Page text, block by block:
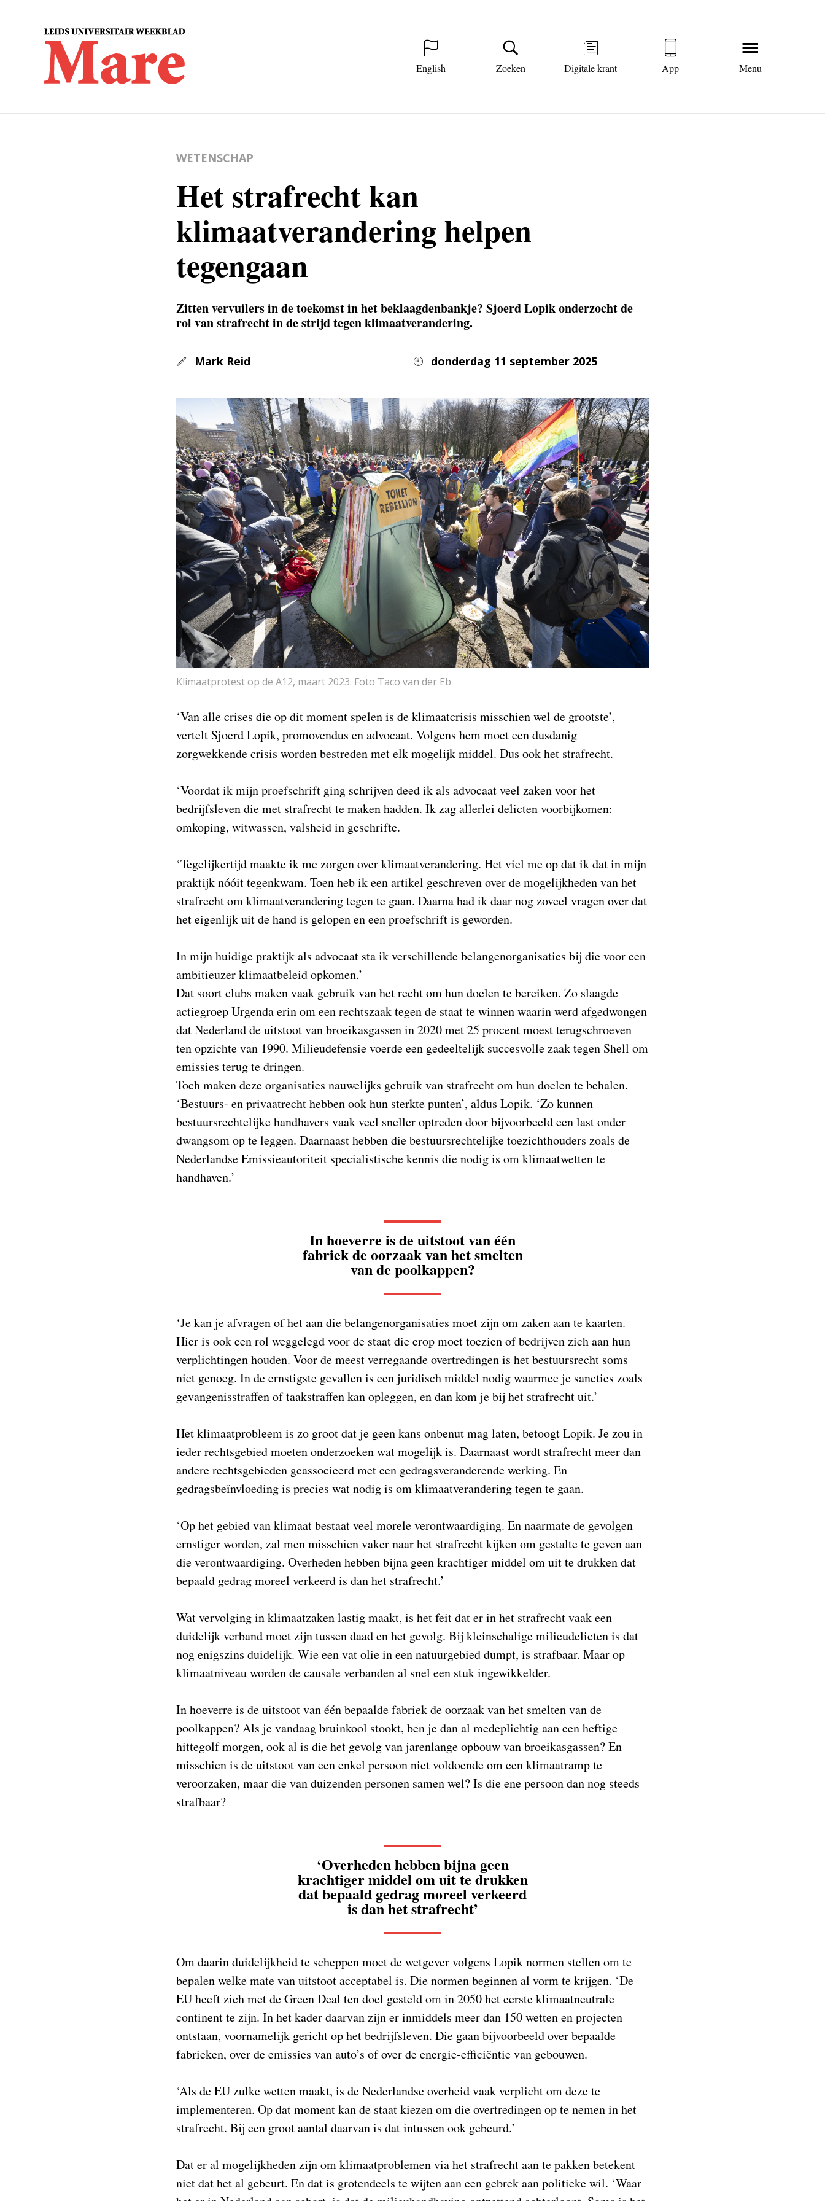
English Zoeken Digitale krant App Menu
WETENSCHAP
Het strafrecht kan
klimaatverandering helpen
tegengaan
Zitten vervuilers in de toekomst in het beklaagdenbankje? Sjoerd Lopik onderzocht de
rol van strafrecht in de strijd tegen klimaatverandering.
Mark Reid donderdag 11 september 2025
Klimaatprotest op de A12, maart 2023. Foto Taco van der Eb
‘Van alle crises die op dit moment spelen is de klimaatcrisis misschien wel de grootste’,
vertelt Sjoerd Lopik, promovendus en advocaat. Volgens hem moet een dusdanig
zorgwekkende crisis worden bestreden met elk mogelijk middel. Dus ook het strafrecht.
‘Voordat ik mijn proefschrift ging schrijven deed ik als advocaat veel zaken voor het
bedrijfsleven die met strafrecht te maken hadden. Ik zag allerlei delicten voorbijkomen:
omkoping, witwassen, valsheid in geschrifte.
‘Tegelijkertijd maakte ik me zorgen over klimaatverandering. Het viel me op dat ik dat in mijn
praktijk nóóit tegenkwam. Toen heb ik een artikel geschreven over de mogelijkheden van het
strafrecht om klimaatverandering tegen te gaan. Daarna had ik daar nog zoveel vragen over dat
het eigenlijk uit de hand is gelopen en een proefschrift is geworden.
In mijn huidige praktijk als advocaat sta ik verschillende belangenorganisaties bij die voor een
ambitieuzer klimaatbeleid opkomen.’
Dat soort clubs maken vaak gebruik van het recht om hun doelen te bereiken. Zo slaagde
actiegroep Urgenda erin om een rechtszaak tegen de staat te winnen waarin werd afgedwongen
dat Nederland de uitstoot van broeikasgassen in 2020 met 25 procent moest terugschroeven
ten opzichte van 1990. Milieudefensie voerde een gedeeltelijk succesvolle zaak tegen Shell om
emissies terug te dringen.
Toch maken deze organisaties nauwelijks gebruik van strafrecht om hun doelen te behalen.
‘Bestuurs- en privaatrecht hebben ook hun sterkte punten’, aldus Lopik. ‘Zo kunnen
bestuursrechtelijke handhavers vaak veel sneller optreden door bijvoorbeeld een last onder
dwangsom op te leggen. Daarnaast hebben die bestuursrechtelijke toezichthouders zoals de
Nederlandse Emissieautoriteit specialistische kennis die nodig is om klimaatwetten te
handhaven.’
In hoeverre is de uitstoot van één
fabriek de oorzaak van het smelten
van de poolkappen?
‘Je kan je afvragen of het aan die belangenorganisaties moet zijn om zaken aan te kaarten.
Hier is ook een rol weggelegd voor de staat die erop moet toezien of bedrijven zich aan hun
verplichtingen houden. Voor de meest verregaande overtredingen is het bestuursrecht soms
niet genoeg. In de ernstigste gevallen is een juridisch middel nodig waarmee je sancties zoals
gevangenisstraffen of taakstraffen kan opleggen, en dan kom je bij het strafrecht uit.’
Het klimaatprobleem is zo groot dat je geen kans onbenut mag laten, betoogt Lopik. Je zou in
ieder rechtsgebied moeten onderzoeken wat mogelijk is. Daarnaast wordt strafrecht meer dan
andere rechtsgebieden geassocieerd met een gedragsveranderende werking. En
gedragsbeïnvloeding is precies wat nodig is om klimaatverandering tegen te gaan.
‘Op het gebied van klimaat bestaat veel morele verontwaardiging. En naarmate de gevolgen
ernstiger worden, zal men misschien vaker naar het strafrecht kijken om gestalte te geven aan
die verontwaardiging. Overheden hebben bijna geen krachtiger middel om uit te drukken dat
bepaald gedrag moreel verkeerd is dan het strafrecht.’
Wat vervolging in klimaatzaken lastig maakt, is het feit dat er in het strafrecht vaak een
duidelijk verband moet zijn tussen daad en het gevolg. Bij kleinschalige milieudelicten is dat
nog enigszins duidelijk. Wie een vat olie in een natuurgebied dumpt, is strafbaar. Maar op
klimaatniveau worden de causale verbanden al snel een stuk ingewikkelder.
In hoeverre is de uitstoot van één bepaalde fabriek de oorzaak van het smelten van de
poolkappen? Als je vandaag bruinkool stookt, ben je dan al medeplichtig aan een heftige
hittegolf morgen, ook al is die het gevolg van jarenlange opbouw van broeikasgassen? En
misschien is de uitstoot van een enkel persoon niet voldoende om een klimaatramp te
veroorzaken, maar die van duizenden personen samen wel? Is die ene persoon dan nog steeds
strafbaar?
‘Overheden hebben bijna geen
krachtiger middel om uit te drukken
dat bepaald gedrag moreel verkeerd
is dan het strafrecht’
Om daarin duidelijkheid te scheppen moet de wetgever volgens Lopik normen stellen om te
bepalen welke mate van uitstoot acceptabel is. Die normen beginnen al vorm te krijgen. ‘De
EU heeft zich met de Green Deal ten doel gesteld om in 2050 het eerste klimaatneutrale
continent te zijn. In het kader daarvan zijn er inmiddels meer dan 150 wetten en projecten
ontstaan, voornamelijk gericht op het bedrijfsleven. Die gaan bijvoorbeeld over bepaalde
fabrieken, over de emissies van auto’s of over de energie-efficiëntie van gebouwen.
‘Als de EU zulke wetten maakt, is de Nederlandse overheid vaak verplicht om deze te
implementeren. Op dat moment kan de staat kiezen om die overtredingen op te nemen in het
strafrecht. Bij een groot aantal daarvan is dat intussen ook gebeurd.’
Dat er al mogelijkheden zijn om klimaatproblemen via het strafrecht aan te pakken betekent
niet dat het al gebeurt. En dat is grotendeels te wijten aan een gebrek aan politieke wil. ‘Waar